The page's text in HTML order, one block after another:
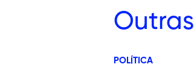
Outras
POLÍTICA